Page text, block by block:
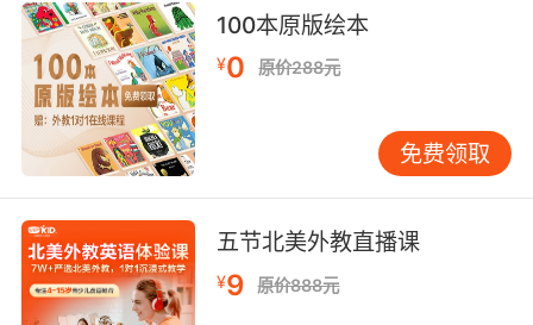
10. That's what confession was made for, so
we could be absolved of our sins.
那就是忏悔的意义 让我们的罪过能被赦免
100本原版绘本
¥0 原价288元
免费领取
五节北美外教直播课
¥9 原价888元